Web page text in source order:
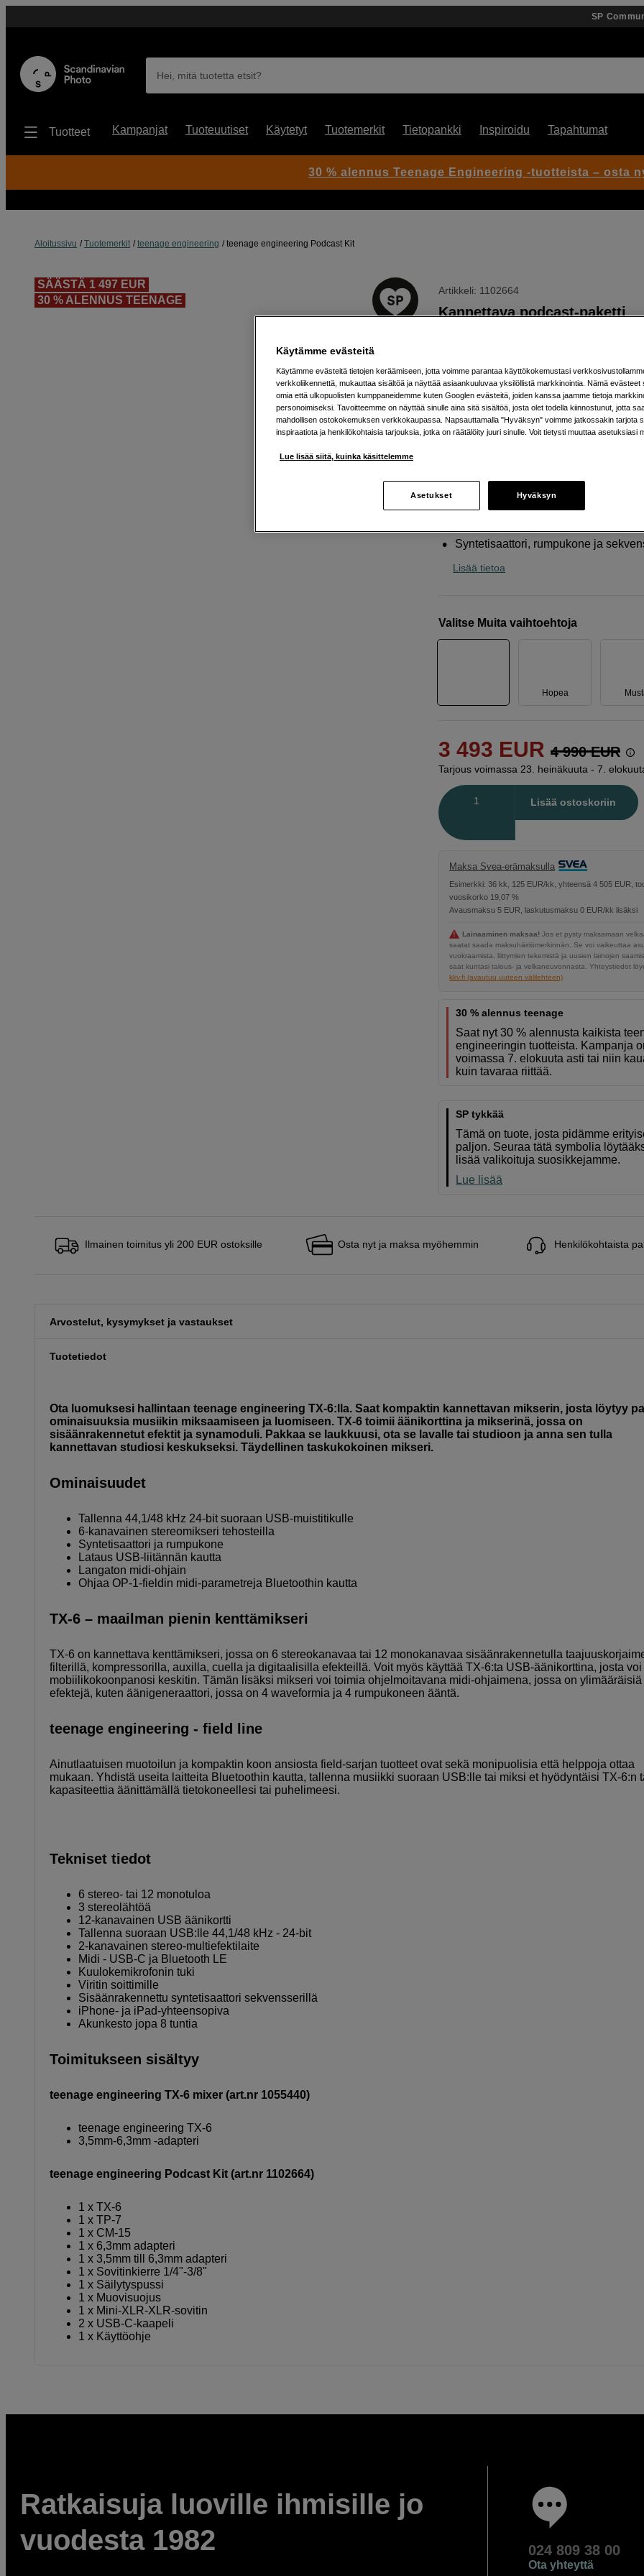
SP
Hei, mitä tuotetta etsit?
Tuotteet Kampanjat Tuoteuutiset Käytetyt Tuotemerkit Tietopankki Inspiroidu Tapahtumat
Aloitussivu Tuotemerkit teenage engineering teenage engineering Podcast Kit
SÄÄSTÄ 1 497 EUR
30 % ALENNUS TEENAGE
Artikkeli: 1102664
teenage engineering Podcast Kit
Kannettava podcast-paketti
Verkkokauppa : Toimitusaika ei
Helsingin myymälä: Varastotilanne
Tallenna suoraan USB-
Syntetisaattori, rumpukone ja
Lisää tietoa
Valitse Muita vaihtoehtoja
Hopea
3 493 EUR 4 990 EUR
Tarjous voimassa 23. heinäkuuta - 7.
Lisää ostoskoriin
Maksa Svea-erämaksulla
Esimerkki: 36 kk, 125 EUR/kk, yhteensä 4 505 EUR,
vuosikorko 19,07 %
Avausmaksu 5 EUR, laskutusmaksu 0 EUR/kk lisäksi
Lainaaminen maksaa! Jos et pysty maksamaan
saatat saada maksuhäiriömerkinnän. Se voi vaikeuttaa
vuokraamista, liittymien tekemistä ja uusien lainojen
saat kuntasi talous- ja velkaneuvonnasta. Yhteystiedot
kkv.fi (avautuu uuteen välilehteen)
30 % alennus teenage
Saat nyt 30 % alennusta kaikista
engineeringin tuotteista. Kampanja
voimassa 7. elokuuta asti tai niin
kuin tavaraa riittää.
SP tykkää
Tämä on tuote, josta pidämme
paljon. Seuraa tätä symbolia
lisää valikoituja suosikkejamme.
Lue lisää
Ilmainen toimitus yli 200 EUR ostoksille Osta nyt ja maksa myöhemmin Henkilökohtaista
Arvostelut, kysymykset ja vastaukset
Tuotetiedot
Ota luomuksesi hallintaan teenage engineering TX-6:lla. Saat kompaktin kannettavan mikserin, josta löytyy
ominaisuuksia musiikin miksaamiseen ja luomiseen. TX-6 toimii äänikorttina ja mikserinä, jossa on
sisäänrakennetut efektit ja synamoduli. Pakkaa se laukkuusi, ota se lavalle tai studioon ja anna sen tulla
kannettavan studiosi keskukseksi. Täydellinen taskukokoinen mikseri.
Ominaisuudet
Tallenna 44,1/48 kHz 24-bit suoraan USB-muistitikulle
6-kanavainen stereomikseri tehosteilla
Syntetisaattori ja rumpukone
Lataus USB-liitännän kautta
Langaton midi-ohjain
Ohjaa OP-1-fieldin midi-parametreja Bluetoothin kautta
TX-6 – maailman pienin kenttämikseri
TX-6 on kannettava kenttämikseri, jossa on 6 stereokanavaa tai 12 monokanavaa sisäänrakennetulla
filterillä, kompressorilla, auxilla, cuella ja digitaalisilla efekteillä. Voit myös käyttää TX-6:ta USB-äänikorttina, josta
mobiilikokoonpanosi keskitin. Tämän lisäksi mikseri voi toimia ohjelmoitavana midi-ohjaimena, jossa on ylimääräisiä
efektejä, kuten äänigeneraattori, jossa on 4 waveformia ja 4 rumpukoneen ääntä.
teenage engineering - field line
Ainutlaatuisen muotoilun ja kompaktin koon ansiosta field-sarjan tuotteet ovat sekä monipuolisia että helppoja ottaa
mukaan. Yhdistä useita laitteita Bluetoothin kautta, tallenna musiikki suoraan USB:lle tai miksi et hyödyntäisi TX-6:n
kapasiteettia äänittämällä tietokoneellesi tai puhelimeesi.
Tekniset tiedot
6 stereo- tai 12 monotuloa
3 stereolähtöä
12-kanavainen USB äänikortti
Tallenna suoraan USB:lle 44,1/48 kHz - 24-bit
2-kanavainen stereo-multiefektilaite
Midi - USB-C ja Bluetooth LE
Kuulokemikrofonin tuki
Viritin soittimille
Sisäänrakennettu syntetisaattori sekvensserillä
iPhone- ja iPad-yhteensopiva
Akunkesto jopa 8 tuntia
Toimitukseen sisältyy
teenage engineering TX-6 mixer (art.nr 1055440)
teenage engineering TX-6
3,5mm-6,3mm -adapteri
teenage engineering Podcast Kit (art.nr 1102664)
1 x TX-6
1 x TP-7
1 x CM-15
1 x 6,3mm adapteri
1 x 3,5mm till 6,3mm adapteri
1 x Sovitinkierre 1/4"-3/8"
1 x Säilytyspussi
1 x Muovisuojus
1 x Mini-XLR-XLR-sovitin
2 x USB-C-kaapeli
1 x Käyttöohje
Ratkaisuja luoville ihmisille jo
vuodesta 1982
024 809 38 00
Ota yhteyttä
30 % alennus Teenage Engineering -tuotteista – osta
Käytämme evästeitä
Käytämme evästeitä tietojen keräämiseen, jotta voimme parantaa käyttökokemustasi
verkkoliikennettä, mukauttaa sisältöä ja näyttää asiaankuuluvaa yksilöllistä markkinointia. Nämä evästeet
omia että ulkopuolisten kumppaneidemme kuten Googlen evästeitä, joiden kanssa jaamme tietoja
personoimiseksi. Tavoitteemme on näyttää sinulle aina sitä sisältöä, josta olet todella kiinnostunut, jotta
mahdollisen ostokokemuksen verkkokaupassa. Napsauttamalla "Hyväksyn" voimme jatkossakin tarjota
inspiraatiota ja henkilökohtaisia tarjouksia, jotka on räätälöity juuri sinulle. Voit tietysti muuttaa asetuksiasi
Lue lisää siitä, kuinka käsittelemme
Asetukset Hyväksyn